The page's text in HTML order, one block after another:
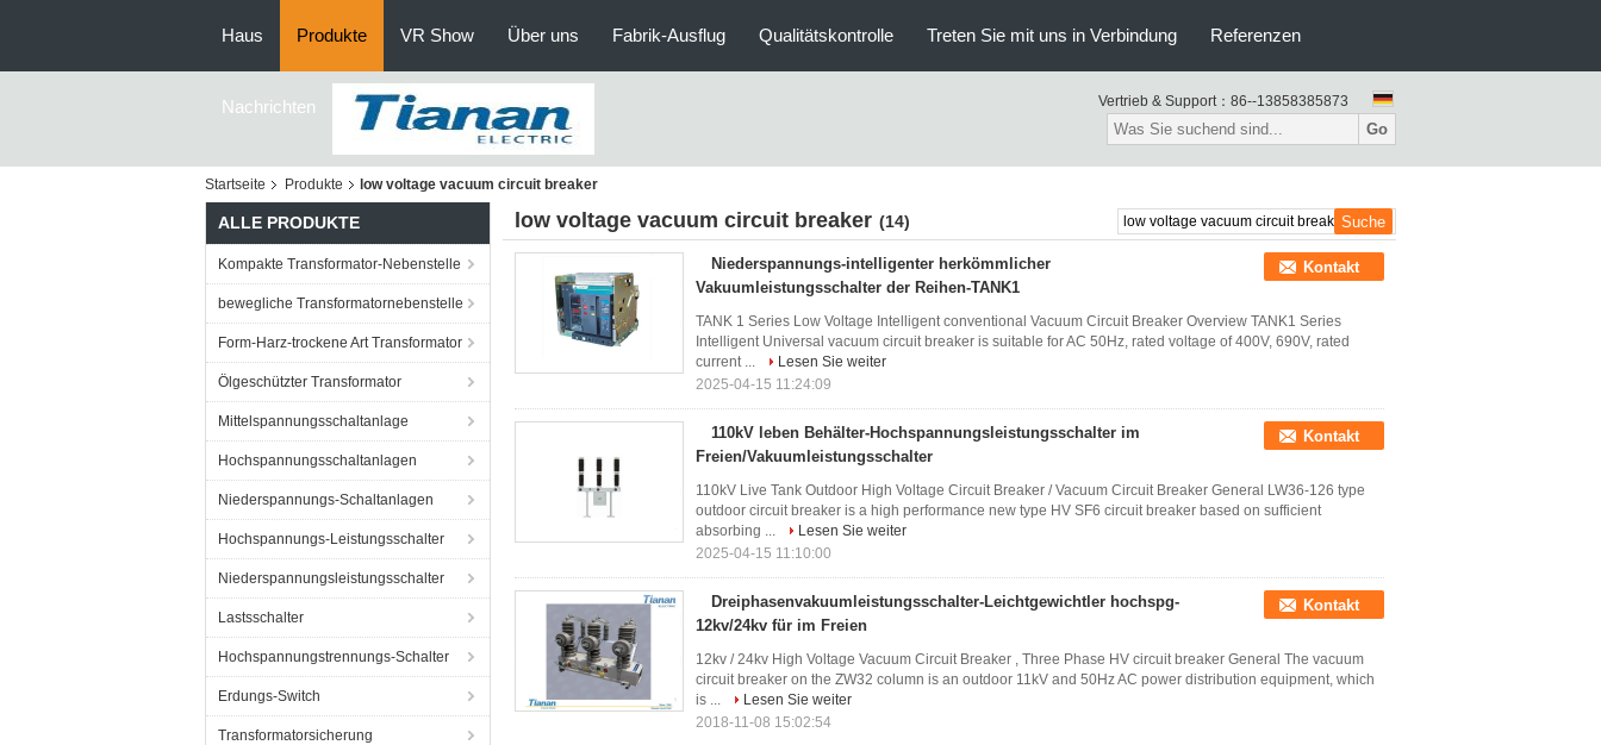
Haus Produkte VR Show Über uns Fabrik-Ausflug Qualitätskontrolle Treten Sie mit uns in Verbindung Referenzen
Nachrichten Vertrieb & Support： 86--13858385873
Go
Startseite Produkte low voltage vacuum circuit breaker
ALLE PRODUKTE
Kompakte Transformator-Nebenstelle
bewegliche Transformatornebenstelle
Form-Harz-trockene Art Transformator
Ölgeschützter Transformator
Mittelspannungsschaltanlage
Hochspannungsschaltanlagen
Niederspannungs-Schaltanlagen
Hochspannungs-Leistungsschalter
Niederspannungsleistungsschalter
Lastsschalter
Hochspannungstrennungs-Schalter
Erdungs-Switch
Transformatorsicherung
low voltage vacuum circuit breaker (14)
Niederspannungs-intelligenter herkömmlicher
Vakuumleistungsschalter der Reihen-TANK1
Kontakt
TANK 1 Series Low Voltage Intelligent conventional Vacuum Circuit Breaker Overview TANK1 Series
Intelligent Universal vacuum circuit breaker is suitable for AC 50Hz, rated voltage of 400V, 690V, rated
current ...
Lesen Sie weiter
2025-04-15 11:24:09
110kV leben Behälter-Hochspannungsleistungsschalter im
Freien/Vakuumleistungsschalter
Kontakt
110kV Live Tank Outdoor High Voltage Circuit Breaker / Vacuum Circuit Breaker General LW36-126 type
outdoor circuit breaker is a high performance new type HV SF6 circuit breaker based on sufficient
absorbing ...
Lesen Sie weiter
2025-04-15 11:10:00
Dreiphasenvakuumleistungsschalter-Leichtgewichtler hochspg-
12kv/24kv für im Freien
Kontakt
12kv / 24kv High Voltage Vacuum Circuit Breaker , Three Phase HV circuit breaker General The vacuum
circuit breaker on the ZW32 column is an outdoor 11kV and 50Hz AC power distribution equipment, which
is ...
Lesen Sie weiter
2018-11-08 15:02:54